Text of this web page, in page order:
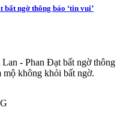
ngờ thông báo ‘tin vui’
- Phan Đạt bất ngờ thông
không khỏi bất ngờ.